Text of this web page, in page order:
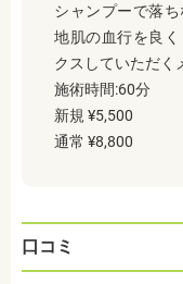
シャンプーで落
地肌の血行を良
クスしていただく
施術時間:60分
新規 ¥5,500
通常 ¥8,800
口コミ